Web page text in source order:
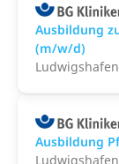
Ausbildung
(m/w/d)
Ludwigshafen
Ausbildung
Ludwigshafen